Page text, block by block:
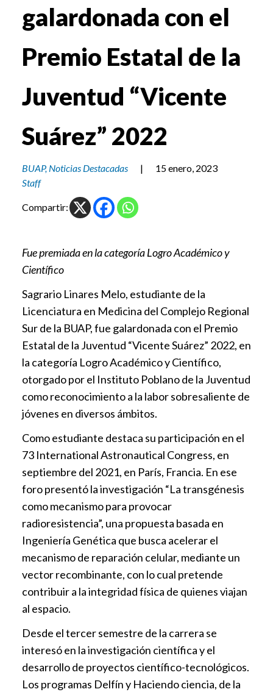
galardonada con el
Premio Estatal de la
Juventud “Vicente
Suárez” 2022
BUAP, Noticias Destacadas |
15 enero, 2023
Staff
Compartir:
Fue premiada en la categoría Logro Académico y
Científico
Sagrario Linares Melo, estudiante de la
Licenciatura en Medicina del Complejo Regional
Sur de la BUAP, fue galardonada con el Premio
Estatal de la Juventud “Vicente Suárez” 2022, en
la categoría Logro Académico y Científico,
otorgado por el Instituto Poblano de la Juventud
como reconocimiento a la labor sobresaliente de
jóvenes en diversos ámbitos.
Como estudiante destaca su participación en el
73 International Astronautical Congress, en
septiembre del 2021, en París, Francia. En ese
foro presentó la investigación “La transgénesis
como mecanismo para provocar
radioresistencia”, una propuesta basada en
Ingeniería Genética que busca acelerar el
mecanismo de reparación celular, mediante un
vector recombinante, con lo cual pretende
contribuir a la integridad física de quienes viajan
al espacio.
Desde el tercer semestre de la carrera se
interesó en la investigación científica y el
desarrollo de proyectos científico-tecnológicos.
Los programas Delfín y Haciendo ciencia, de la